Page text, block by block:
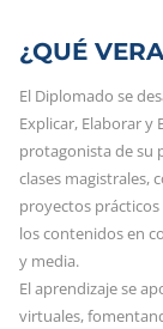
¿QUÉ
El Diplomado se
Explicar, Elaborar y
protagonista de su
clases magistrales,
proyectos
los contenidos en
y media.
El aprendizaje se
virtuales,